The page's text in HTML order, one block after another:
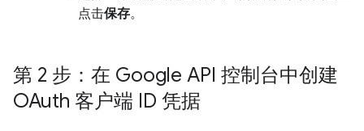
点击保存。
第 2 步：在 Google API 控制台中创建
OAuth 客户端 ID 凭据